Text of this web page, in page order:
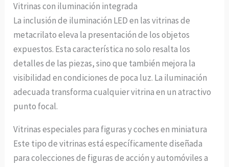
Vitrinas con iluminación integrada
La inclusión de iluminación LED en las vitrinas de
metacrilato eleva la presentación de los objetos
expuestos. Esta característica no solo resalta los
detalles de las piezas, sino que también mejora la
visibilidad en condiciones de poca luz. La iluminación
adecuada transforma cualquier vitrina en un atractivo
punto focal.
Vitrinas especiales para figuras y coches en miniatura
Este tipo de vitrinas está específicamente diseñada
para colecciones de figuras de acción y automóviles a